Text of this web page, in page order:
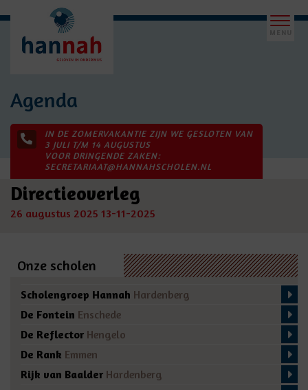
Agenda
IN DE ZOMERVAKANTIE ZIJN WE GESLOTEN VAN
3 JULI T/M 14 AUGUSTUS
VOOR DRINGENDE ZAKEN:
SECRETARIAAT@HANNAHSCHOLEN.NL
Directieoverleg
26 augustus 2025 13-11-2025
Onze scholen
Scholengroep Hannah Hardenberg
De Fontein Enschede
De Reflector Hengelo
De Rank Emmen
Rijk van Baalder Hardenberg